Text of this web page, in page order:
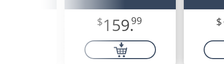
$159.99 $